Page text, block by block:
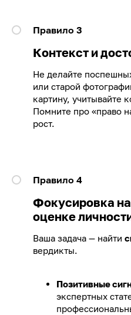
Правило 3
Контекст и
Не делайте
или старой
картину, учитывайте
Помните про «право
рост.
Правило 4
Фокусировка на
оценке
Ваша задача — найти
вердикты.
Позитивные
экспертных